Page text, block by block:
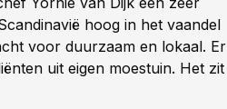
hoog in het vaandel
voor duurzaam en lokaal. Er
uit eigen moestuin. Het zit